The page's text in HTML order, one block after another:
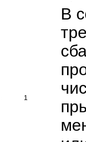
1
В